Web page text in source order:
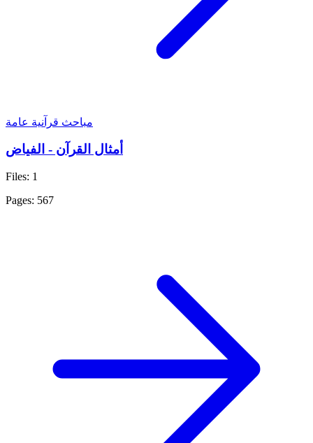
مباحث قرآنية عامة
أمثال القرآن - الفياض
Files: 1
Pages: 567